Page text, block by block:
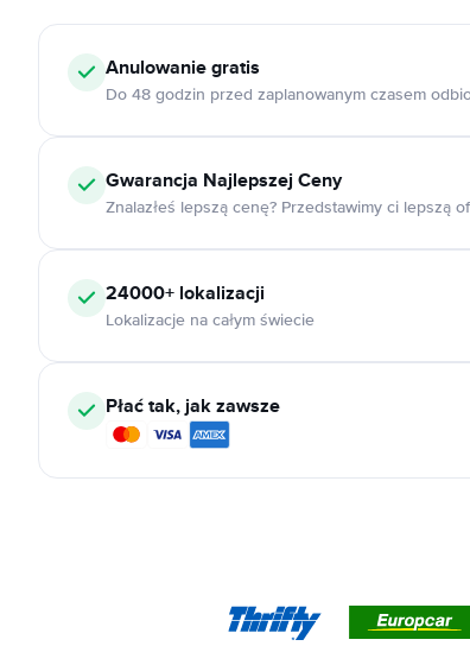
Anulowaniegratis
Do 48 godzin przed zaplanowanym czasem
Gwarancja Najlepszej Ceny
Znalazłeś lepszą cenę? Przedstawimy ci lepszą
24000+ lokalizacji
Lokalizacje na całym świecie
Płać tak, jak zawsze